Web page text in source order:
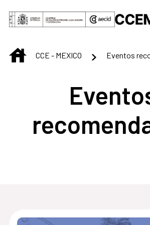
Saltar al contenido principal
INICIOCCE - MEXICO Eventos